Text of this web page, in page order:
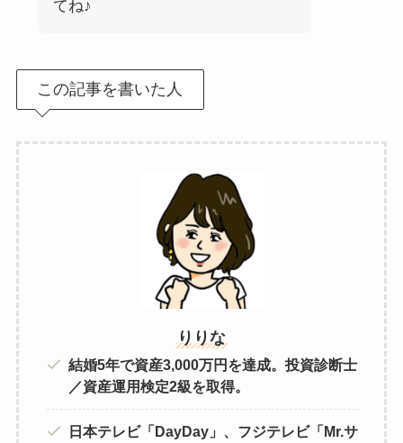
てね♪
この記事を書いた人
りりな
結婚5年で資産3,000万円を達成。投資診断士
／資産運用検定2級を取得。
日本テレビ「DayDay」、フジテレビ「Mr.サ